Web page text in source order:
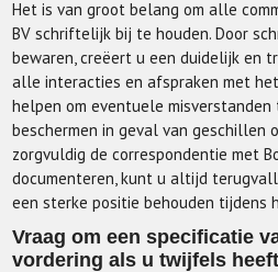
Het is van groot belang om alle
BV schriftelijk bij te houden. Door
bewaren, creëert u een duidelijk en
alle interacties en afspraken met
helpen om eventuele misverstanden
beschermen in geval van geschillen
zorgvuldig de correspondentie met
documenteren, kunt u altijd
een sterke positie behouden tijdens
Vraag om een specificatie
vordering als u twijfels